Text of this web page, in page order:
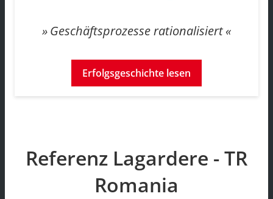
Geschäftsprozesse rationalisiert
Erfolgsgeschichte lesen
Referenz Lagardere - TR
Romania